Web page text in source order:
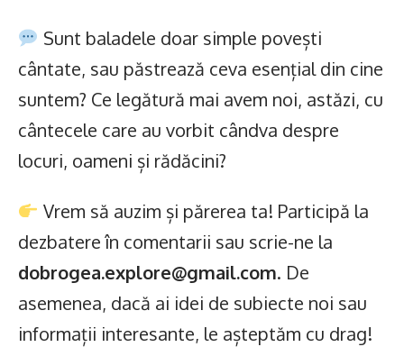
Sunt baladele doar simple povești
cântate, sau păstrează ceva esențial din cine
suntem? Ce legătură mai avem noi, astăzi, cu
cântecele care au vorbit cândva despre
locuri, oameni și rădăcini?
Vrem să auzim și părerea ta! Participă la
dezbatere în comentarii sau scrie-ne la
dobrogea.explore@gmail.com. De
asemenea, dacă ai idei de subiecte noi sau
informații interesante, le așteptăm cu drag!